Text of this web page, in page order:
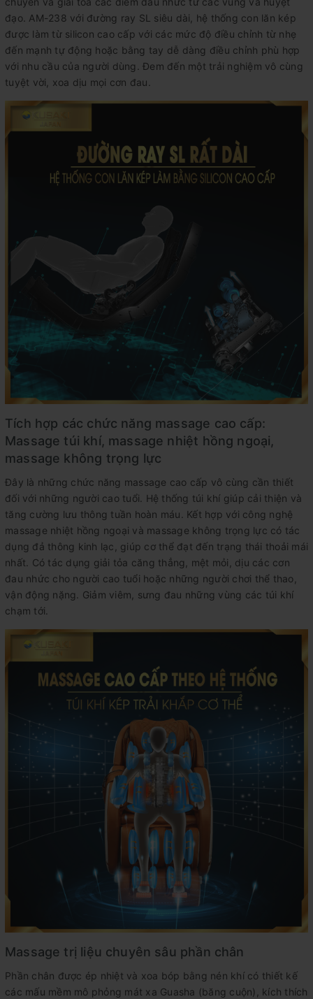
đạo. AM-238 với đường ray SL siêu dài, hệ thống con lăn kép
được làm từ silicon cao cấp với các mức độ điều chỉnh từ nhẹ
đến mạnh tự động hoặc bằng tay dễ dàng điều chỉnh phù hợp
với nhu cầu của người dùng. Đem đến một trải nghiệm vô cùng
tuyệt vời, xoa dịu mọi cơn đau.
Tích hợp các chức năng massage cao cấp:
Massage túi khí, massage nhiệt hồng ngoại,
massage không trọng lực
Đây là những chức năng massage cao cấp vô cùng cần thiết
đối với những người cao tuổi. Hệ thống túi khí giúp cải thiện và
tăng cường lưu thông tuần hoàn máu. Kết hợp với công nghệ
massage nhiệt hồng ngoại và massage không trọng lực có tác
dụng đả thông kinh lạc, giúp cơ thể đạt đến trạng thái thoải mái
nhất. Có tác dụng giải tỏa căng thẳng, mệt mỏi, dịu các cơn
đau nhức cho người cao tuổi hoặc những người chơi thể thao,
vận động nặng. Giảm viêm, sưng đau những vùng các túi khí
chạm tới.
Massage trị liệu chuyên sâu phần chân
Phần chân được ép nhiệt và xoa bóp bằng nén khí có thiết kế
các mấu mềm mô phỏng mát xa Guasha (băng cuộn), kích thích